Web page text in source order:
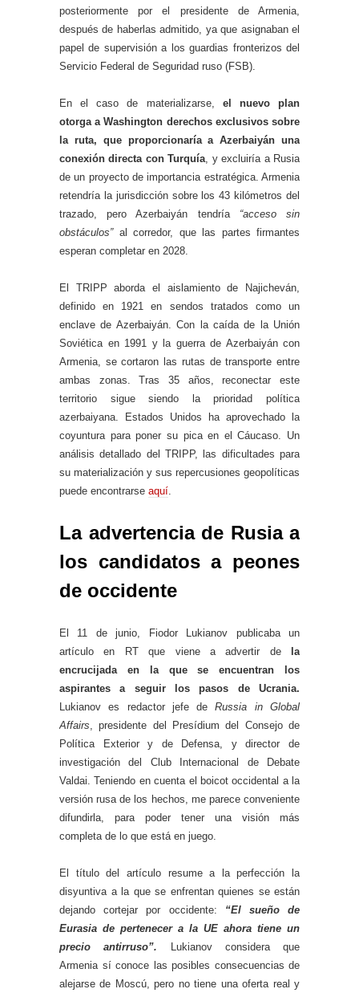
posteriormente por el presidente de Armenia,
después de haberlas admitido, ya que asignaban el
papel de supervisión a los guardias fronterizos del
Servicio Federal de Seguridad ruso (FSB).
En el caso de materializarse, el nuevo plan
otorga a Washington derechos exclusivos sobre
la ruta, que proporcionaría a Azerbaiyán una
conexión directa con Turquía, y excluiría a Rusia
de un proyecto de importancia estratégica. Armenia
retendría la jurisdicción sobre los 43 kilómetros del
trazado, pero Azerbaiyán tendría “acceso sin
obstáculos”al corredor, que las partes firmantes
esperan completar en 2028.
El TRIPP aborda el aislamiento de Najicheván,
definido en 1921 en sendos tratados como un
enclave de Azerbaiyán. Con la caída de la Unión
Soviética en 1991 y la guerra de Azerbaiyán con
Armenia, se cortaron las rutas de transporte entre
ambas zonas. Tras 35 años, reconectar este
territorio sigue siendo la prioridad política
azerbaiyana. Estados Unidos ha aprovechado la
coyuntura para poner su pica en el Cáucaso. Un
análisis detallado del TRIPP, las dificultades para
su materialización y sus repercusiones geopolíticas
puede encontrarse aquí.
La advertencia de Rusia a
los candidatos a peones
de occidente
El 11 de junio, Fiodor Lukianov publicaba un
artículo en RT que viene a advertir de
la
encrucijada en la que se encuentran los
aspirantes a seguir los pasos de Ucrania.
Lukianov es redactor jefe deRussia in Global
Affairs, presidente del Presídium del Consejo de
Política Exterior y de Defensa, y director de
investigación del Club Internacional de Debate
Valdai. Teniendo en cuenta el boicot occidental a la
versión rusa de los hechos, me parece conveniente
difundirla, para poder tener una visión más
completa de lo que está en juego.
El título del artículo resume a la perfección la
disyuntiva a la que se enfrentan quienes se están
dejando cortejar por occidente: “El sueño de
Eurasia de pertenecer a la UE ahora tiene un
precio antirruso”. Lukianov considera que
Armenia sí conoce las posibles consecuencias de
alejarse de Moscú, pero no tiene una oferta real y